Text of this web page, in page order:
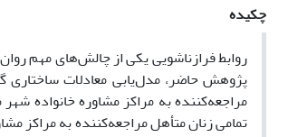
چکیده
روابط فرازناشویی یکی از چالش‌های مهم
پژوهش حاضر، مدل‌یابی معادلات
مراجعه‌کننده به مراکز مشاوره خانواده